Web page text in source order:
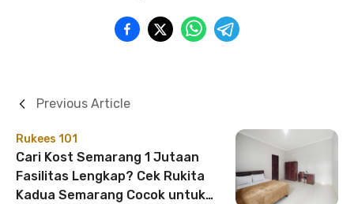
Rukees 101
Cari Kost Semarang 1 Jutaan
Fasilitas Lengkap? Cek Rukita
Kadua Semarang Cocok untuk
Previous Article